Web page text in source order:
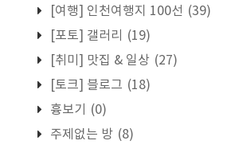
[여행] 인천여행지 100선 (39)
[포토] 갤러리
(19)
[취미] 맛집 & 일상 (27)
[토크] 블로그 (18)
흉보기
(0)
주제없는 방 (8)